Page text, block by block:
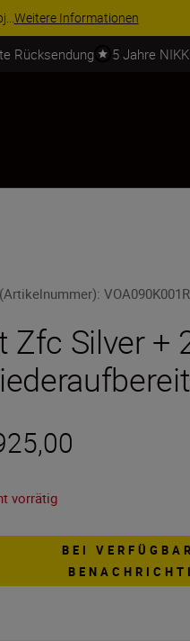
Weitere Informationen
Rücksendung 5 Jahre
:
Zfc Silver +
vorrätig
BEI